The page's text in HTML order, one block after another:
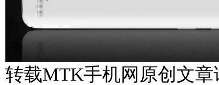
转载MTK手机网原创文